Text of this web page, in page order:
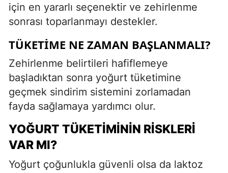
için en yararlı seçenektir ve zehirlenme
sonrası toparlanmayı destekler.
TÜKETIME NE ZAMAN BAŞLANMALI?
Zehirlenme belirtileri hafiflemeye
başladıktan sonra yoğurt tüketimine
geçmek sindirim sistemini zorlamadan
fayda sağlamaya yardımcı olur.
YOĞURT TÜKETIMININ RISKLERI
VAR MI?
Yoğurt çoğunlukla güvenli olsa da laktoz